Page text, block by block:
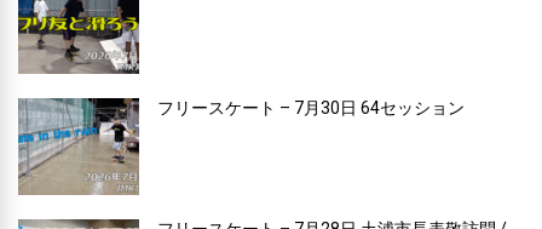
フリースケート – 7月30日 64セッション